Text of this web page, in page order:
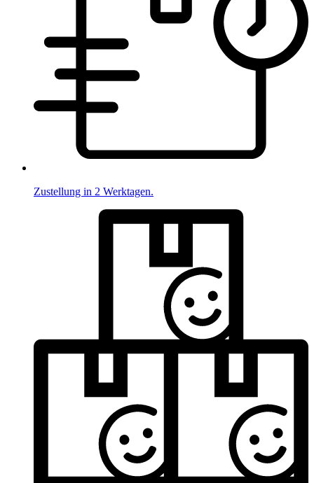
Zustellung in 2 Werktagen.